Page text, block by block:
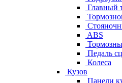
Главный
ABS
Педаль
Колеса
Кузов
Панели